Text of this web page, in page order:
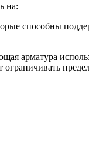
на:
способны
арматура